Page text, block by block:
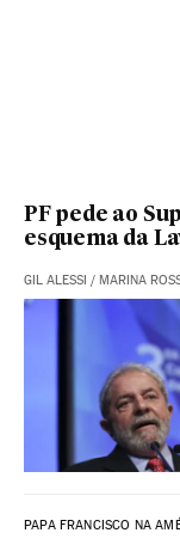
PF pede ao
esquema da
GIL ALESSI / MARINA
PAPA FRANCISCO NA